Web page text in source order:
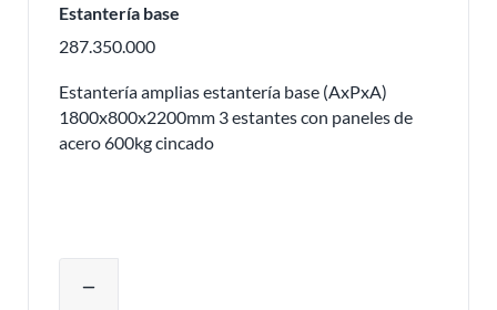
Estantería base
287.350.000
Estantería amplias estantería base (AxPxA)
1800x800x2200mm 3 estantes con paneles de
acero 600kg cincado
remove